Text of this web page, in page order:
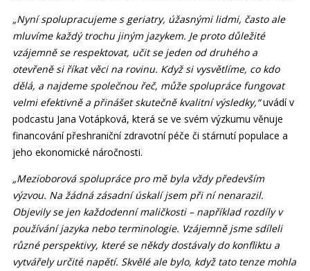
„Nyní spolupracujeme s geriatry, úžasnými lidmi, často ale
mluvíme každý trochu jiným jazykem. Je proto důležité
vzájemně se respektovat, učit se jeden od druhého a
otevřeně si říkat věci na rovinu. Když si vysvětlíme, co kdo
dělá, a najdeme společnou řeč, může spolupráce fungovat
velmi efektivně a přinášet skutečně kvalitní výsledky,“uvádí v
podcastu Jana Votápková, která se ve svém výzkumu věnuje
financování přeshraniční zdravotní péče či stárnutí populace a
jeho ekonomické náročnosti.
„Mezioborová spolupráce pro mě byla vždy především
výzvou. Na žádná zásadní úskalí jsem při ní nenarazil.
Objevily se jen každodenní maličkosti – například rozdíly v
používání jazyka nebo terminologie. Vzájemně jsme sdíleli
různé perspektivy, které se někdy dostávaly do konfliktu a
vytvářely určité napětí. Skvělé ale bylo, když tato tenze mohla